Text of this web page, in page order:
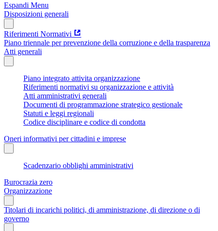
Espandi Menu
Disposizioni generali
Riferimenti Normativi
Piano triennale per prevenzione della corruzione e della trasparenza
Atti generali
Piano integrato attivita organizzazione
Riferimenti normativi su organizzazione e attività
Atti amministrativi generali
Documenti di programmazione strategico gestionale
Statuti e leggi regionali
Codice disciplinare e codice di condotta
Oneri informativi per cittadini e imprese
Scadenzario obblighi amministrativi
Burocrazia zero
Organizzazione
Titolari di incarichi politici, di amministrazione, di direzione o di
governo